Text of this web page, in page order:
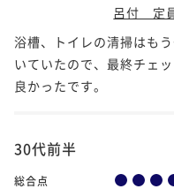
呂付 定
浴槽、トイレの清掃はも
いていたので、最終チェ
良かったです。
30代前半
総合点